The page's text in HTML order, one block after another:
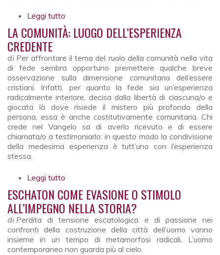
Leggi tutto
LA COMUNITÀ: LUOGO DELL’ESPERIENZA
CREDENTE
di Per affrontare il tema del ruolo della comunità nella vita
di fede sembra opportuno premettere qualche breve
osservazione sulla dimensione comunitaria dell’essere
cristiani. Infatti, per quanto la fede sia un’esperienza
radicalmente interiore, decisa dalla libertà di ciascuna/o e
giocata là dove risiede il mistero più profondo della
persona, essa è anche costitutivamente comunitaria. Chi
crede nel Vangelo sa di averlo ricevuto e di essere
chiamata/o a testimoniarlo: in questo modo la condivisione
della medesima esperienza è tutt’uno con l’esperienza
stessa.
Leggi tutto
ESCHATON COME EVASIONE O STIMOLO
ALL’IMPEGNO NELLA STORIA?
di Perdita di tensione escatologica e di passione nei
confronti della costruzione della città dell’uomo vanno
insieme in un tempo di metamorfosi radicali. L’uomo
contemporaneo non guarda più al cielo.